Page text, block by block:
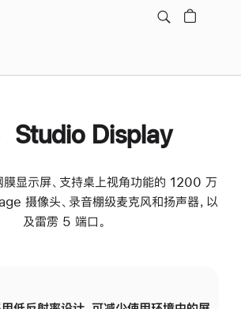
Studio Display
显示屏、支持桌上视角功能的 1200 万
摄像头、录音棚级麦克风和扬声器，以
及雷雳 5 端口。